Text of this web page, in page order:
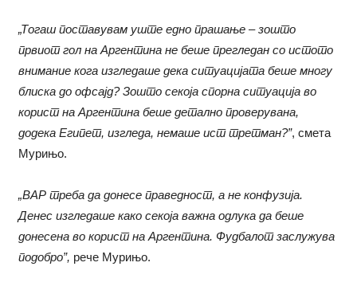
„Тогаш поставувам уште едно прашање – зошто
првиот гол на Аргентина не беше прегледан со истото
внимание кога изгледаше дека ситуацијата беше многу
блиска до офсајд? Зошто секоја спорна ситуација во
корист на Аргентина беше детално проверувана,
додека Египет, изгледа, немаше ист третман?”, смета
Мурињо.
„ВАР треба да донесе праведност, а не конфузија.
Денес изгледаше како секоја важна одлука да беше
донесена во корист на Аргентина. Фудбалот заслужува
подобро”, рече Мурињо.